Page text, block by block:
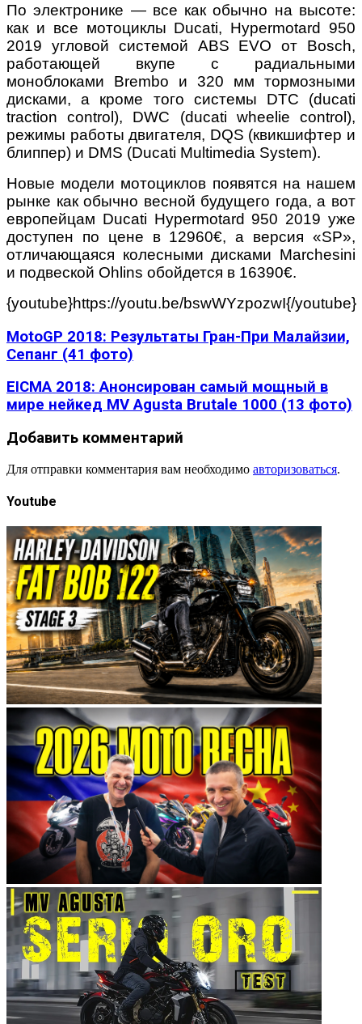
По электронике — все как обычно на высоте:
как и все мотоциклы Ducati, Hypermotard 950
2019 угловой системой ABS EVO от Bosch,
работающей вкупе с радиальными
моноблоками Brembo и 320 мм тормозными
дисками, а кроме того системы DTC (ducati
traction control), DWC (ducati wheelie control),
режимы работы двигателя, DQS (квикшифтер и
блиппер) и DMS (Ducati Multimedia System).
Новые модели мотоциклов появятся на нашем
рынке как обычно весной будущего года, а вот
европейцам Ducati Hypermotard 950 2019 уже
доступен по цене в 12960€, а версия «SP»,
отличающаяся колесными дисками Marchesini
и подвеской Ohlins обойдется в 16390€.
{youtube}https://youtu.be/bswWYzpozwI{/youtube}
MotoGP 2018: Результаты Гран-При Малайзии,
Сепанг (41 фото)
EICMA 2018: Анонсирован самый мощный в
мире нейкед MV Agusta Brutale 1000 (13 фото)
Добавить комментарий
Для отправки комментария вам необходимо авторизоваться.
Youtube